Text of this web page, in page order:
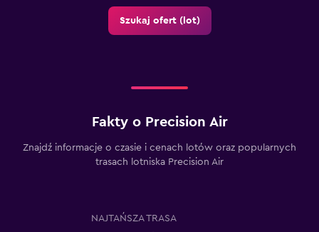
Szukaj ofert (lot)
Fakty o Precision Air
Znajdź informacje o czasie i cenach lotów oraz popularnych
trasach lotniska Precision Air
NAJTAŃSZA TRASA